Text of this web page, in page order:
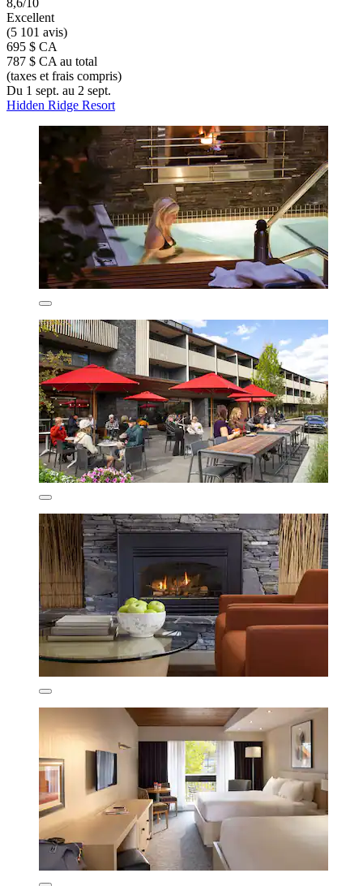
8,6/10
Excellent
(5 101 avis)
695 $ CA
787 $ CA au total
(taxes et frais compris)
Du 1 sept. au 2 sept.
Hidden Ridge Resort